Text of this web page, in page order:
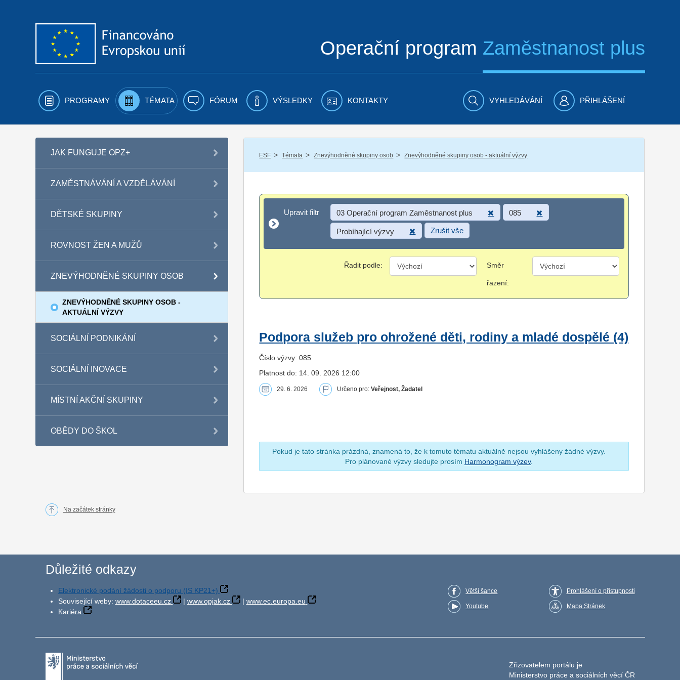
Operační program Zaměstnanost plus
PROGRAMY TÉMATA FÓRUM VÝSLEDKY KONTAKTY VYHLEDÁVÁNÍ PŘIHLÁŠENÍ
JAK FUNGUJE OPZ+
ZAMĚSTNÁVÁNÍ A VZDĚLÁVÁNÍ
DĚTSKÉ SKUPINY
ROVNOST ŽEN A MUŽŮ
ZNEVÝHODNĚNÉ SKUPINY OSOB
ZNEVÝHODNĚNÉ SKUPINY OSOB -
AKTUÁLNÍ VÝZVY
SOCIÁLNÍ PODNIKÁNÍ
SOCIÁLNÍ INOVACE
MÍSTNÍ AKČNÍ SKUPINY
OBĚDY DO ŠKOL
ESF / Témata / Znevýhodněné skupiny osob / Znevýhodněné skupiny osob - aktuální výzvy
Upravit filtr
Upravit filtr 03 Operační program Zaměstnanost plus 085
Probíhající výzvy Zrušit vše
Řadit podle: Směr
řazení:
Podpora služeb pro ohrožené děti, rodiny a mladé dospělé (4)
Číslo výzvy: 085
Platnost do: 14. 09. 2026 12:00
29. 6. 2026 Určeno pro:Veřejnost, Žadatel
Pokud je tato stránka prázdná, znamená to, že k tomuto tématu aktuálně nejsou vyhlášeny žádné výzvy.
Pro plánované výzvy sledujte prosím Harmonogram výzev.
Na začátek stránky
Důležité odkazy
Elektronické podání žádosti o podporu (IS KP21+)
Související weby: www.dotaceeu.cz | www.opjak.cz | www.ec.europa.eu
Kariéra
Větší šance
Youtube
Prohlášení o přístupnosti
Mapa Stránek
Zřizovatelem portálu je
Ministerstvo práce a sociálních věcí ČR